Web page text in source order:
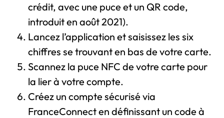
crédit, avec une puce et un QR code,
introduit en août 2021).
Lancez l’application et saisissez les six
chiffres se trouvant en bas de votre carte.
Scannez la puce NFC de votre carte pour
la lier à votre compte.
Créez un compte sécurisé via
FranceConnect en définissant un code à